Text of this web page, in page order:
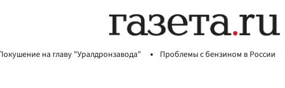
на главу "Уралдронзавода" Проблемы с бензином в России